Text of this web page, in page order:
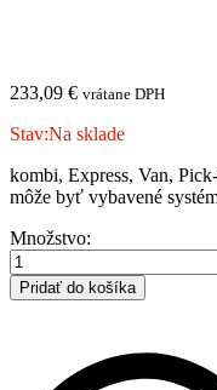
233,09 € vrátane DPH
Stav:Na sklade
kombi, Express, Van,
môže byť vybavené
DACIA
Logan
MCV
Množstvo:
Pridať do košíka